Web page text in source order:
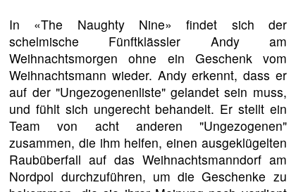
In «The Naughty Nine» findet sich der
schelmische Fünftklässler Andy am
Weihnachtsmorgen ohne ein Geschenk vom
Weihnachtsmann wieder. Andy erkennt, dass er
auf der "Ungezogenenliste" gelandet sein muss,
und fühlt sich ungerecht behandelt. Er stellt ein
Team von acht anderen "Ungezogenen"
zusammen, die ihm helfen, einen ausgeklügelten
Raubüberfall auf das Weihnachtsmanndorf am
Nordpol durchzuführen, um die Geschenke zu